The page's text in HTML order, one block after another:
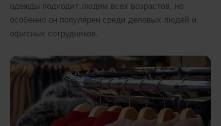
одежды подходит людям всех возрастов, но
особенно он популярен среди деловых людей и
офисных сотрудников.